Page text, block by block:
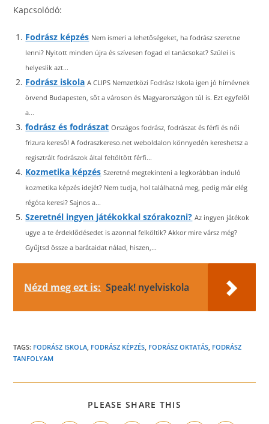
Kapcsolódó:
Fodrász képzés Nem ismeri a lehetőségeket, ha fodrász szeretne
lenni? Nyitott minden újra és szívesen fogad el tanácsokat? Szülei is
helyeslik azt...
Fodrász iskola A CLIPS Nemzetközi Fodrász Iskola igen jó hírnévnek
örvend Budapesten, sőt a városon és Magyarországon túl is. Ezt egyfelől
a...
fodrász és fodrászat Országos fodrász, fodrászat és férfi és női
frizura kereső! A fodraszkereso.net weboldalon könnyedén kereshetsz a
regisztrált fodrászok által feltöltött férfi...
Kozmetika képzés Szeretné megtekinteni a legkorábban induló
kozmetika képzés idejét? Nem tudja, hol találhatná meg, pedig már elég
régóta keresi? Sajnos a...
Szeretnél ingyen játékokkal szórakozni? Az ingyen játékok
ugye a te érdeklődésedet is azonnal felköltik? Akkor mire vársz még?
Gyűjtsd össze a barátaidat nálad, hiszen,...
Nézd meg ezt is: Speak! nyelviskola
TAGS: FODRÁSZ ISKOLA, FODRÁSZ KÉPZÉS, FODRÁSZ OKTATÁS, FODRÁSZ
TANFOLYAM
PLEASE SHARE THIS
CONTENT